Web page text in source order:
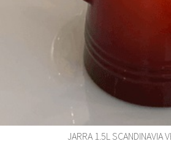
JARRA 1.5L SCANDINAVIA